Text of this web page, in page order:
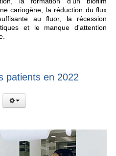
cariogène, la réduction du flux
au fluor, la récession
et le manque d'attention
patients en 2022